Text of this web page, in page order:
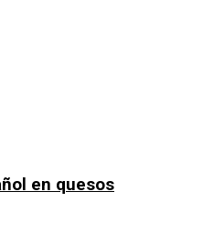
en quesos